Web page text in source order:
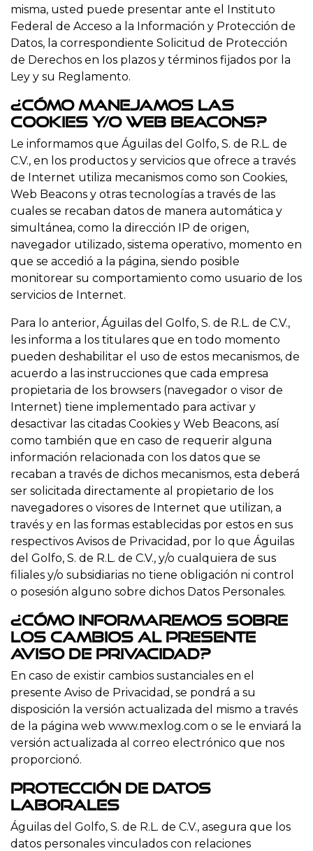
misma, usted puede presentar ante el Instituto
Federal de Acceso a la Información y Protección de
Datos, la correspondiente Solicitud de Protección
de Derechos en los plazos y términos fijados por la
Ley y su Reglamento.
¿Cómo manejamos las
Cookies y/o Web Beacons?
Le informamos que Águilas del Golfo, S. de R.L. de
C.V., en los productos y servicios que ofrece a través
de Internet utiliza mecanismos como son Cookies,
Web Beacons y otras tecnologías a través de las
cuales se recaban datos de manera automática y
simultánea, como la dirección IP de origen,
navegador utilizado, sistema operativo, momento en
que se accedió a la página, siendo posible
monitorear su comportamiento como usuario de los
servicios de Internet.
Para lo anterior, Águilas del Golfo, S. de R.L. de C.V.,
les informa a los titulares que en todo momento
pueden deshabilitar el uso de estos mecanismos, de
acuerdo a las instrucciones que cada empresa
propietaria de los browsers (navegador o visor de
Internet) tiene implementado para activar y
desactivar las citadas Cookies y Web Beacons, así
como también que en caso de requerir alguna
información relacionada con los datos que se
recaban a través de dichos mecanismos, esta deberá
ser solicitada directamente al propietario de los
navegadores o visores de Internet que utilizan, a
través y en las formas establecidas por estos en sus
respectivos Avisos de Privacidad, por lo que Águilas
del Golfo, S. de R.L. de C.V., y/o cualquiera de sus
filiales y/o subsidiarias no tiene obligación ni control
o posesión alguno sobre dichos Datos Personales.
¿Cómo informaremos sobre
los cambios al presente
aviso de privacidad?
En caso de existir cambios sustanciales en el
presente Aviso de Privacidad, se pondrá a su
disposición la versión actualizada del mismo a través
de la página web www.mexlog.com o se le enviará la
versión actualizada al correo electrónico que nos
proporcionó.
Protección de datos
laborales
Águilas del Golfo, S. de R.L. de C.V., asegura que los
datos personales vinculados con relaciones